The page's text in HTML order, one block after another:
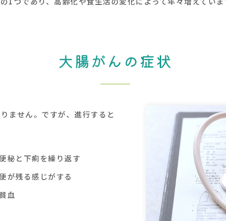
大腸がんの症状
ません。ですが、進行すると
秘と下痢を繰り返す
が残る感じがする
貧血